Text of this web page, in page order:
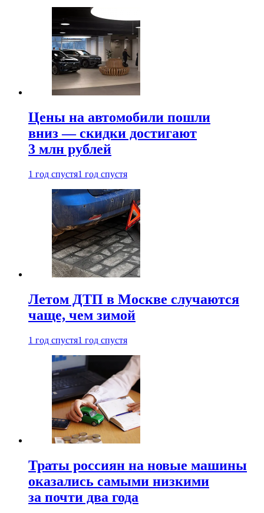
Цены на автомобили пошли
вниз — скидки достигают
3 млн рублей
1 год спустя1 год спустя
Летом ДТП в Москве случаются
чаще, чем зимой
1 год спустя1 год спустя
Траты россиян на новые машины
оказались самыми низкими
за почти два года